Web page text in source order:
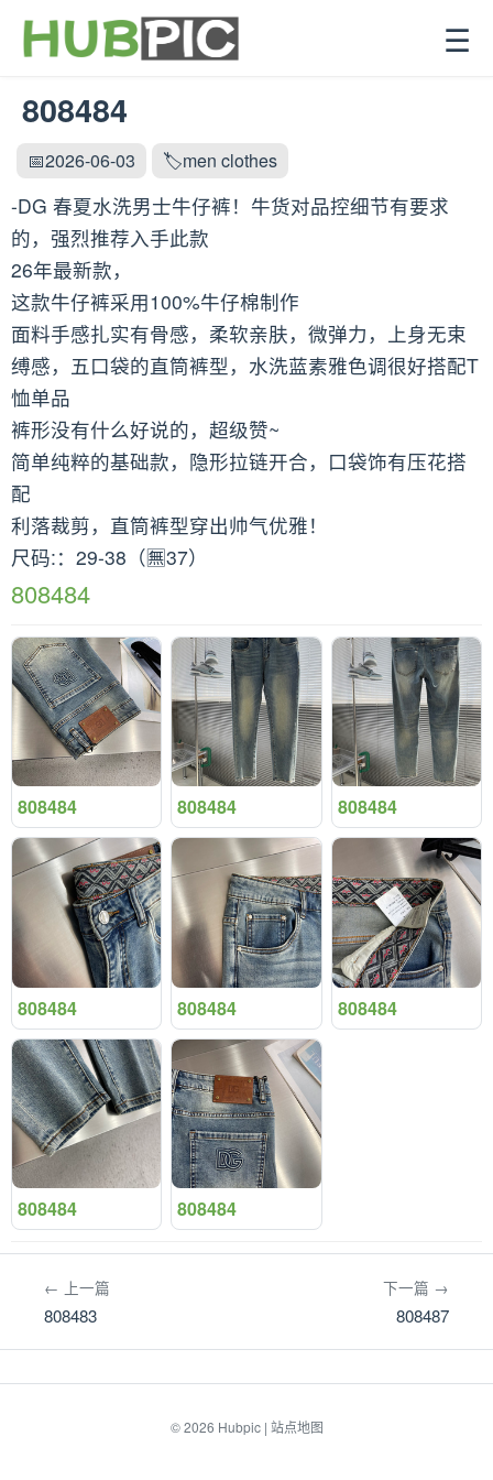
☰
808484
📅2026-06-03 🏷️men clothes
-DG 春夏水洗男士牛仔裤！牛货对品控细节有要求
的，强烈推荐入手此款
26年最新款，
这款牛仔裤采用100%牛仔棉制作
面料手感扎实有骨感，柔软亲肤，微弹力，上身无束
缚感，五口袋的直筒裤型，水洗蓝素雅色调很好搭配T
恤单品
裤形没有什么好说的，超级赞~
简单纯粹的基础款，隐形拉链开合，口袋饰有压花搭
配
利落裁剪，直筒裤型穿出帅气优雅！
尺码:：29-38（🈚️37）
808484
808484 808484 808484
808484 808484 808484
808484 808484
← 上一篇
808483
下一篇 →
808487
© 2026 Hubpic| 站点地图